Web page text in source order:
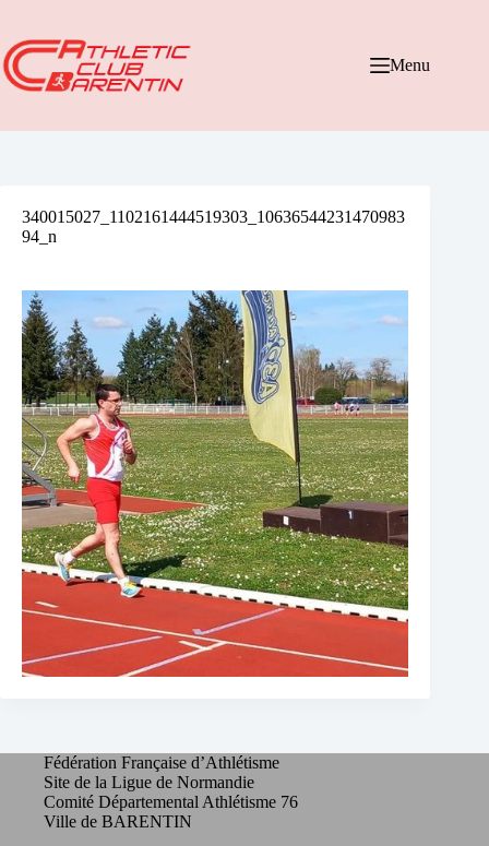
contenu
Menu
340015027_1102161444519303_10636544231470983
94_n
Fédération Française d’Athlétisme
Site de la Ligue de Normandie
Comité Départemental Athlétisme 76
Ville de BARENTIN